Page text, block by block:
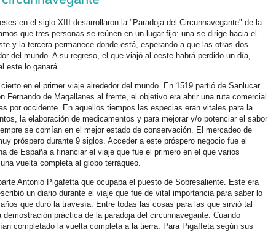
en el siglo XIII desarrollaron la "Paradoja del Circunnavegante" de la
que tres personas se reúnen en un lugar fijo: una se dirige hacia el
y la tercera permanece donde está, esperando a que las otras dos
del mundo. A su regreso, el que viajó al oeste habrá perdido un día,
este lo ganará.
en el primer viaje alrededor del mundo. En 1519 partió de Sanlucar
Fernando de Magallanes al frente, el objetivo era abrir una ruta comercial
por occidente. En aquellos tiempos las especias eran vitales para la
la elaboración de medicamentos y para mejorar y/o potenciar el sabor
se comían en el mejor estado de conservación. El mercadeo de
próspero durante 9 siglos. Acceder a este próspero negocio fue el
de España a financiar el viaje que fue el primero en el que varios
vuelta completa al globo terráqueo.
Antonio Pigafetta que ocupaba el puesto de Sobresaliente. Este era
un diario durante el viaje que fue de vital importancia para saber lo
que duró la travesía. Entre todas las cosas para las que sirvió tal
demostración práctica de la paradoja del circunnavegante. Cuando
completado la vuelta completa a la tierra. Para Pigaffeta según sus